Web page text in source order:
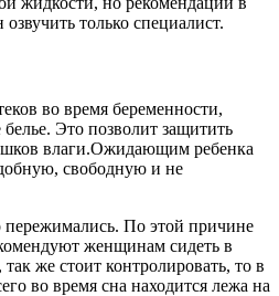
только специалист.
во время беременности,
Это позволит защитить
влаги.Ожидающим ребенка
свободную и не
По этой причине
женщинам сидеть в
же стоит контролировать, то в
во время сна находится лежа на